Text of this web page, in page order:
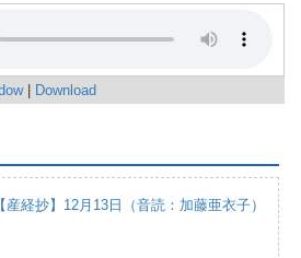
| Download
【産経抄】12月13日（音読：加藤亜衣子）